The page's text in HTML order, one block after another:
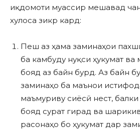
иқдомоти муассир мешавад
хулоса зикр кард:
Пеш аз ҳама заминаҳои
ба камбуду нуқси ҳукумат
бояд аз байн бурд. Аз байн
заминаҳо ба маънои
маъмуриву сиёсӣ нест,
бояд сурат гирад ва
расонаҳо бо ҳукумат дар